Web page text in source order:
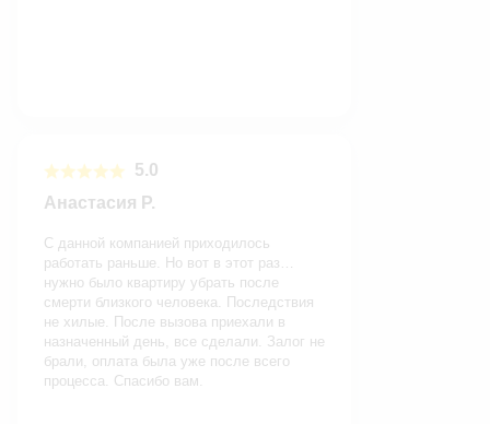
5.0
Анастасия Р.
С данной компанией приходилось
работать раньше. Но вот в этот раз…
нужно было квартиру убрать после
смерти близкого человека. Последствия
не хилые. После вызова приехали в
назначенный день, все сделали. Залог не
брали, оплата была уже после всего
процесса. Спасибо вам.